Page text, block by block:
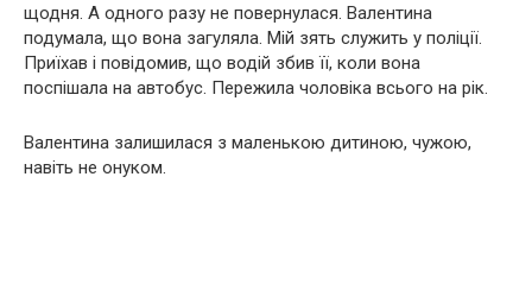
щодня. А одного разу не повернулася. Валентина
подумала, що вона загуляла. Мій зять служить у поліції.
Приїхав і повідомив, що водій збив її, коли вона
поспішала на автобус. Пережила чоловіка всього на рік.
Валентина залишилася з маленькою дитиною, чужою,
навіть не онуком.